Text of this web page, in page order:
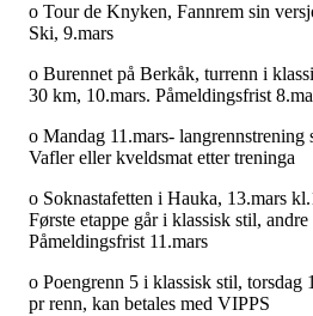
o Tour de Knyken, Fannrem sin
Ski, 9.mars
o Burennet på Berkåk, turrenn i
30 km, 10.mars. Påmeldingsfrist
o Mandag 11.mars- langrennstrening
Vafler eller kveldsmat etter treninga
o Soknastafetten i Hauka, 13.mars
Første etappe går i klassisk stil,
Påmeldingsfrist 11.mars
o Poengrenn 5 i klassisk stil,
pr renn, kan betales med VIPPS